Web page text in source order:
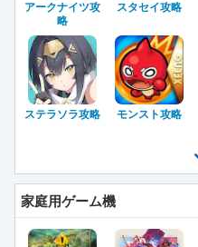
アークナイツ攻
略
スタセイ攻略
ステラソラ攻略 モンスト攻略
家庭用ゲーム機